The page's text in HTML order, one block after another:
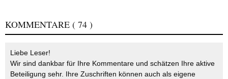
KOMMENTARE ( 74 )
Liebe Leser!
Wir sind dankbar für Ihre Kommentare und schätzen Ihre aktive
Beteiligung sehr. Ihre Zuschriften können auch als eigene